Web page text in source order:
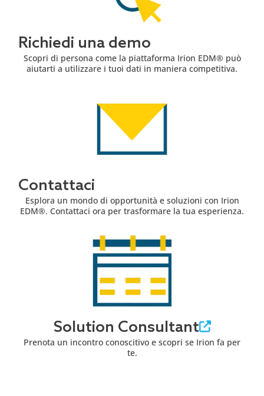
Richiedi una demo
Scopri di persona come la piattaforma Irion EDM® può
aiutarti a utilizzare i tuoi dati in maniera competitiva.
Contattaci
Esplora un mondo di opportunità e soluzioni con Irion
EDM®. Contattaci ora per trasformare la tua esperienza.
Solution Consultant
Prenota un incontro conoscitivo e scopri se Irion fa per
te.